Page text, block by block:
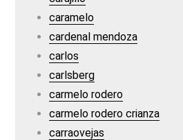
caramelo
cardenal mendoza
carlos
carlsberg
carmelo rodero
carmelo rodero crianza
carraovejas